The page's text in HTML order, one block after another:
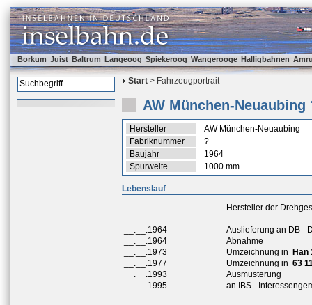
Borkum Juist Baltrum Langeoog Spiekeroog Wangerooge Halligbahnen
Start > Fahrzeugportrait
AW München-Neuaubing
Hersteller
AW München-Neuaubing
Fabriknummer
?
Baujahr
1964
Spurweite
1000 mm
Lebenslauf
Hersteller der
__.__.1964
Auslieferung an DB -
__.__.1964
Abnahme
__.__.1973
Umzeichnung in
Han
__.__.1977
Umzeichnung in 63
__.__.1993
Ausmusterung
__.__.1995
an IBS -